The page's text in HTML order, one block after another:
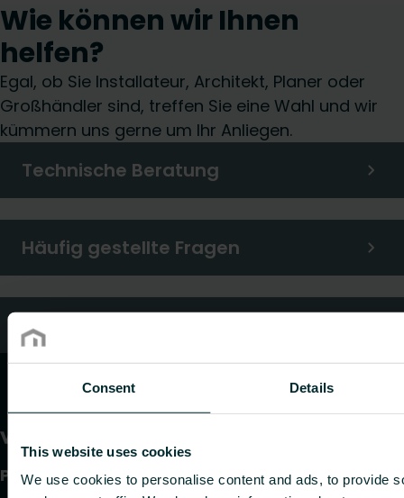
Consent Details
This website uses cookies
We use cookies to personalise content and ads, to provide
Wie können wir Ihnen
helfen?
Egal, ob Sie Installateur, Architekt, Planer oder
Großhändler sind, treffen Sie eine Wahl und wir
kümmern uns gerne um Ihr Anliegen.
Technische Beratung
Häufig gestellte Fragen
Kundendienst
Produkte